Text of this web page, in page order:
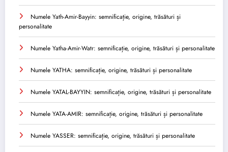
Numele Yath-Amir-Bayyin: semnificație, origine, trăsături și
personalitate
Numele Yatha-Amir-Watr: semnificație, origine, trăsături și personalitate
Numele YATHA: semnificație, origine, trăsături și personalitate
Numele YATAL-BAYYIN: semnificație, origine, trăsături și personalitate
Numele YATA-AMIR: semnificație, origine, trăsături și personalitate
Numele YASSER: semnificație, origine, trăsături și personalitate